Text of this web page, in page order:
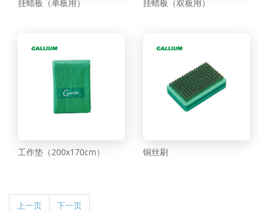
挂蜡板（单板用） 挂蜡板（双板用）
工作垫（200x170cm） 铜丝刷
上一页 下一页